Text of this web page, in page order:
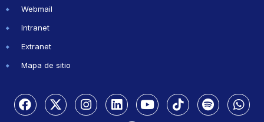
Webmail
Intranet
Extranet
Mapa de sitio